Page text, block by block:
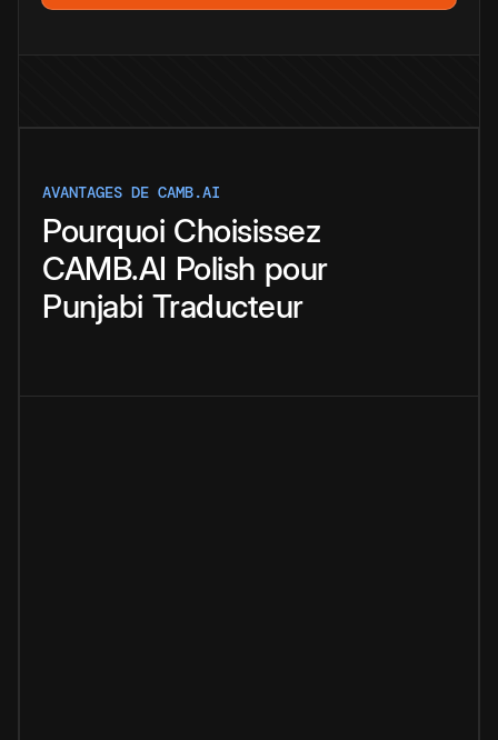
AVANTAGES DE CAMB.AI
Pourquoi Choisissez
CAMB.AI Polish pour
Punjabi Traducteur